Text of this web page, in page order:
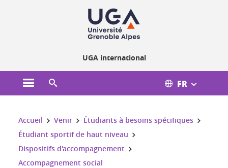
UGA international
Ouvrir le menu principal FR
Vous êtes ici :
Accueil Venir
Étudiants à besoins spécifiques
Étudiant sportif de haut niveau
Dispositifs d'accompagnement
Accompagnement social